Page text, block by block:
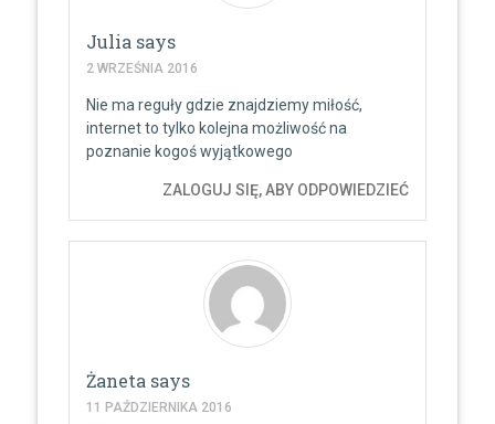
Julia says
2 WRZEŚNIA 2016
Nie ma reguły gdzie znajdziemy miłość,
internet to tylko kolejna możliwość na
poznanie kogoś wyjątkowego
ZALOGUJ SIĘ, ABY ODPOWIEDZIEĆ
Żaneta says
11 PAŹDZIERNIKA 2016